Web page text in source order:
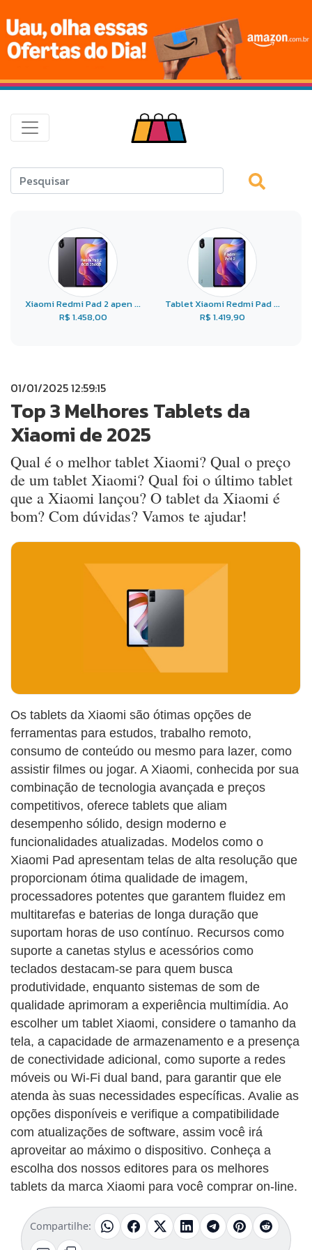
Xiaomi Redmi Pad 2 apen ...
R$ 1.458,00
Tablet Xiaomi Redmi Pad ...
R$ 1.419,90
01/01/2025 12:59:15
Top 3 Melhores Tablets da
Xiaomi de 2025
Qual é o melhor tablet Xiaomi? Qual o preço
de um tablet Xiaomi? Qual foi o último tablet
que a Xiaomi lançou? O tablet da Xiaomi é
bom? Com dúvidas? Vamos te ajudar!
Os tablets da Xiaomi são ótimas opções de
ferramentas para estudos, trabalho remoto,
consumo de conteúdo ou mesmo para lazer, como
assistir filmes ou jogar. A Xiaomi, conhecida por sua
combinação de tecnologia avançada e preços
competitivos, oferece tablets que aliam
desempenho sólido, design moderno e
funcionalidades atualizadas. Modelos como o
Xiaomi Pad apresentam telas de alta resolução que
proporcionam ótima qualidade de imagem,
processadores potentes que garantem fluidez em
multitarefas e baterias de longa duração que
suportam horas de uso contínuo. Recursos como
suporte a canetas stylus e acessórios como
teclados destacam-se para quem busca
produtividade, enquanto sistemas de som de
qualidade aprimoram a experiência multimídia. Ao
escolher um tablet Xiaomi, considere o tamanho da
tela, a capacidade de armazenamento e a presença
de conectividade adicional, como suporte a redes
móveis ou Wi-Fi dual band, para garantir que ele
atenda às suas necessidades específicas. Avalie as
opções disponíveis e verifique a compatibilidade
com atualizações de software, assim você irá
aproveitar ao máximo o dispositivo. Conheça a
escolha dos nossos editores para os melhores
tablets da marca Xiaomi para você comprar on-line.
Compartilhe: